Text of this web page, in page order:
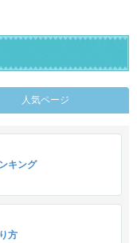
人気ページ
キング
方